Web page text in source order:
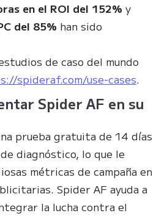
en el ROI del 152% y
del 85% han sido
de caso del mundo
spideraf.com/use-cases.
Spider AF en su
prueba gratuita de 14 días
diagnóstico, lo que le
métricas de campaña en
Spider AF ayuda a
la lucha contra el